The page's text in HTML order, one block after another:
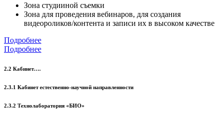
Зона студииной съемки
Зона для проведения вебинаров, для создания
видеороликов/контента и записи их в высоком качестве
Подробнее
Подробнее
2.2 Кабинет….
2.3.1 Кабинет естественно-научной направленности
2.3.2 Технолаборатория «БИО»